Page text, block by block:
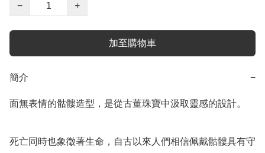
−
+
加至購物車
簡介 −
面無表情的骷髏造型，是從古董珠寶中汲取靈感的設計。
死亡同時也象徵著生命，自古以來人們相信佩戴骷髏具有守